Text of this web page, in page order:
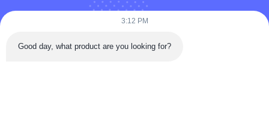
ফাইল যুক্ত করুন
3:12 PM
Good day, what product are you looking for?